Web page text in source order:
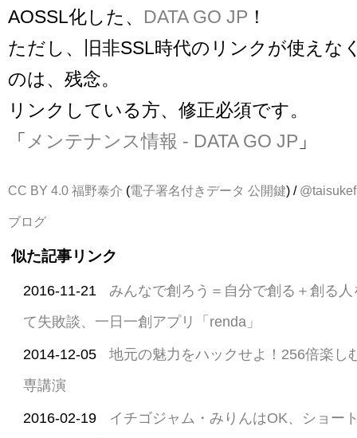
AOSSL化した、 DATA GO JP ！
ただし、旧非SSL時代のリンクが使えな
のは、残念。
リンクしている方、修正必須です。
「 メンテナンス情報 - DATA GO JP 」
CC BY 4.0 福野泰介 (電子署名付きデータ 公開鍵) / @taisukef
ブログ
似た記事リンク
2016-11-21
みんなで創ろう＝自分で創る＋創る
て失敗談、一日一創アプリ「renda」
2014-12-05
地元の魅力をハックせよ！256倍楽し
専講演
2016-02-19
イチゴジャム・みりんはOK、ショー